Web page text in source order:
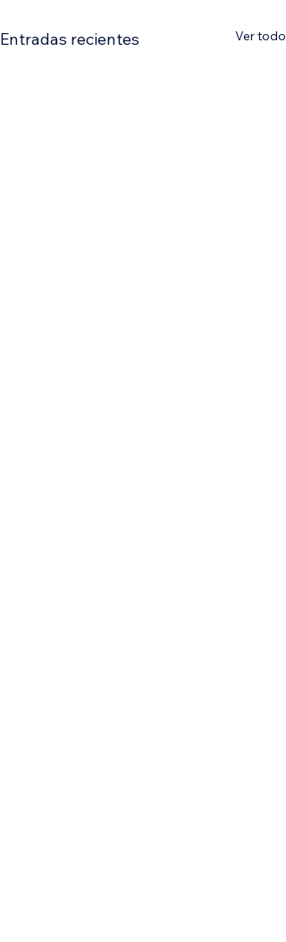
Entradas recientes Ver todo